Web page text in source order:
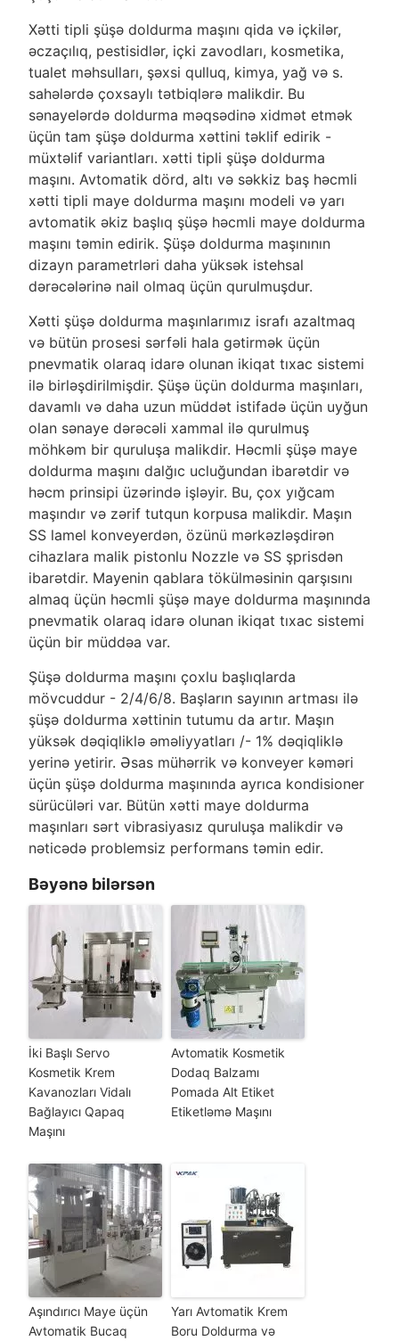
Xətti tipli şüşə doldurma maşını qida və içkilər,
əczaçılıq, pestisidlər, içki zavodları, kosmetika,
tualet məhsulları, şəxsi qulluq, kimya, yağ və s.
sahələrdə çoxsaylı tətbiqlərə malikdir. Bu
sənayelərdə doldurma məqsədinə xidmət etmək
üçün tam şüşə doldurma xəttini təklif edirik -
müxtəlif variantları. xətti tipli şüşə doldurma
maşını. Avtomatik dörd, altı və səkkiz baş həcmli
xətti tipli maye doldurma maşını modeli və yarı
avtomatik əkiz başlıq şüşə həcmli maye doldurma
maşını təmin edirik. Şüşə doldurma maşınının
dizayn parametrləri daha yüksək istehsal
dərəcələrinə nail olmaq üçün qurulmuşdur.
Xətti şüşə doldurma maşınlarımız israfı azaltmaq
və bütün prosesi sərfəli hala gətirmək üçün
pnevmatik olaraq idarə olunan ikiqat tıxac sistemi
ilə birləşdirilmişdir. Şüşə üçün doldurma maşınları,
davamlı və daha uzun müddət istifadə üçün uyğun
olan sənaye dərəcəli xammal ilə qurulmuş
möhkəm bir quruluşa malikdir. Həcmli şüşə maye
doldurma maşını dalğıc ucluğundan ibarətdir və
həcm prinsipi üzərində işləyir. Bu, çox yığcam
maşındır və zərif tutqun korpusa malikdir. Maşın
SS lamel konveyerdən, özünü mərkəzləşdirən
cihazlara malik pistonlu Nozzle və SS şprisdən
ibarətdir. Mayenin qablara tökülməsinin qarşısını
almaq üçün həcmli şüşə maye doldurma maşınında
pnevmatik olaraq idarə olunan ikiqat tıxac sistemi
üçün bir müddəa var.
Şüşə doldurma maşını çoxlu başlıqlarda
mövcuddur - 2/4/6/8. Başların sayının artması ilə
şüşə doldurma xəttinin tutumu da artır. Maşın
yüksək dəqiqliklə əməliyyatları /- 1% dəqiqliklə
yerinə yetirir. Əsas mühərrik və konveyer kəməri
üçün şüşə doldurma maşınında ayrıca kondisioner
sürücüləri var. Bütün xətti maye doldurma
maşınları sərt vibrasiyasız quruluşa malikdir və
nəticədə problemsiz performans təmin edir.
Bəyənə bilərsən
İki Başlı Servo
Kosmetik Krem
Kavanozları Vidalı
Bağlayıcı Qapaq
Maşını
Avtomatik Kosmetik
Dodaq Balzamı
Pomada Alt Etiket
Etiketləmə Maşını
Aşındırıcı Maye üçün
Avtomatik Bucaq
Yarı Avtomatik Krem
Boru Doldurma və